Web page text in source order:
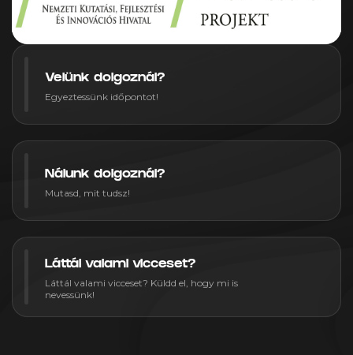
Velünk dolgoznál?
Egyeztessünk időpontot!
Nálunk dolgoznál?
Mutasd, mit tudsz!
Láttál valami vicceset?
Láttál valami vicceset? Küldd el, hogy mi is
nevessünk!